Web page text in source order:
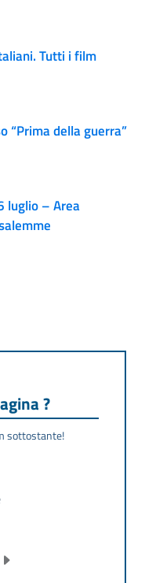
Tutti i film
“Prima della guerra”
luglio – Area
?
sottostante!